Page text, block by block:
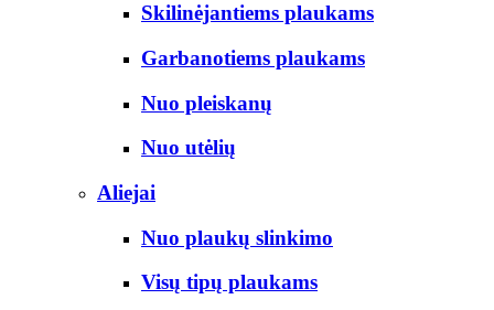
Skilinėjantiems plaukams
Garbanotiems plaukams
Nuo pleiskanų
Nuo utėlių
Aliejai
Nuo plaukų slinkimo
Visų tipų plaukams